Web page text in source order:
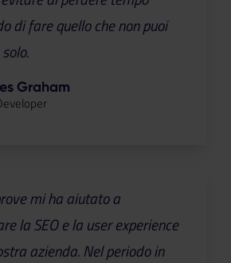
di fare quello che non puoi
Graham
mi ha aiutato a
la SEO e la user experience
azienda. Nel periodo in